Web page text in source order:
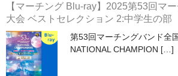
バトン・フリー音源 CD/DVD
書籍・楽譜
カスタム商品
【マーチング Blu-ray】2025第53回マ
大会 ベストセレクション 2:中学生の部
第53回マーチングバンド全
NATIONAL CHAMPION […]